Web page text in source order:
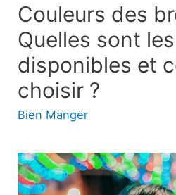
Couleurs des
Quelles sont
disponibles et
choisir ?
Bien Manger